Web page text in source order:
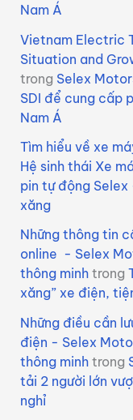
Nam Á
Vietnam Electric
Situation and
trong Selex
SDI để cung cấp
Nam Á
Tìm hiểu về xe
Hệ sinh thái Xe
pin tự động Selex
xăng
Những thông tin
online - Selex
thông minh trong
xăng” xe điện,
Những điều cần
điện - Selex
thông minh trong
tải 2 người lớn
nghỉ